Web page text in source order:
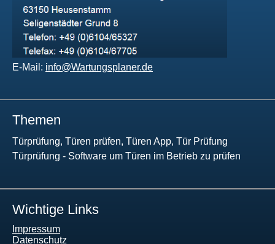
E-Mail: info@Wartungsplaner.de
Themen
Türprüfung, Türen prüfen, Türen App, Tür Prüfung
Türprüfung - Software um Türen im Betrieb zu prüfen
Wichtige Links
Impressum
Datenschutz